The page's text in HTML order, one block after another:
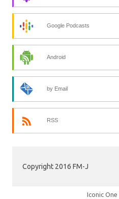
Google Podcasts
Android
by Email
RSS
Copyright 2016 FM-J
Iconic One